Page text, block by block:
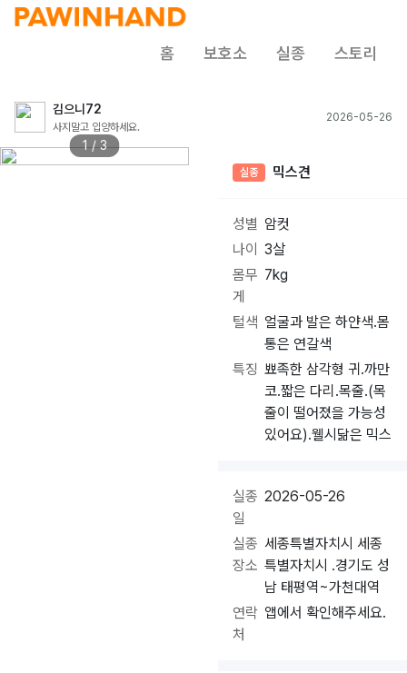
홈 보호소 실종 스토리
김으니72
사지말고 입양하세요.
2026-05-26
1 / 3
실종 믹스견
성별 암컷
나이
3살
몸무
게
7kg
털색 얼굴과 발은 하얀색.몸
통은 연갈색
특징 뾰족한 삼각형 귀.까만
코.짧은 다리.목줄.(목
줄이 떨어졌을 가능성
있어요).웰시닮은 믹스
실종
일
2026-05-26
실종
장소
세종특별자치시 세종
특별자치시 .경기도 성
남 태평역~가천대역
연락
처
앱에서 확인해주세요.